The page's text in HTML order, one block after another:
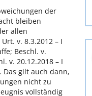
der
bleiben
allen
v. 8.3.2012 – I
Beschl. v.
v. 20.12.2018 – I
Das gilt auch dann,
nicht zu
vollständig